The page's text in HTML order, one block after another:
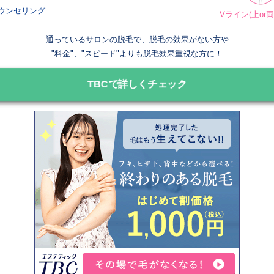
ンセリング
Vライン(上or
通っているサロンの脱毛で、脱毛の効果がない方や
"料金"、"スピード"よりも脱毛効果重視な方に！
TBCで詳しくチェック